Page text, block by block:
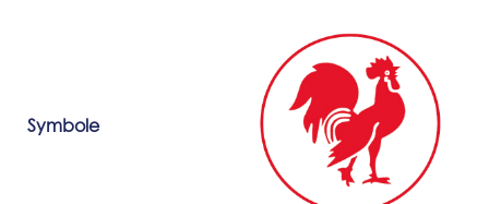
Symbole